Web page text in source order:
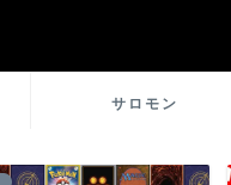
サロモン